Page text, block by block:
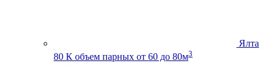
Ялта
80 К объем парных от 60 до 80м3